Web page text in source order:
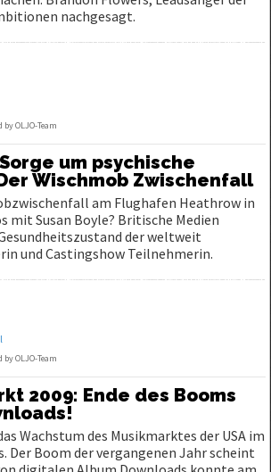
nachgesagt.
by OLJO-Team
um psychische
Wischmob Zwischenfall
am Flughafen Heathrow in
mit Susan Boyle? Britische Medien
der weltweit
und Castingshow Teilnehmerin.
by OLJO-Team
2009: Ende des Booms
Wachstum des Musikmarktes der USA im
Der Boom der vergangenen Jahr scheint